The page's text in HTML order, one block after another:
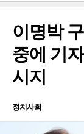
이명박
중에 기
시지
정치사회